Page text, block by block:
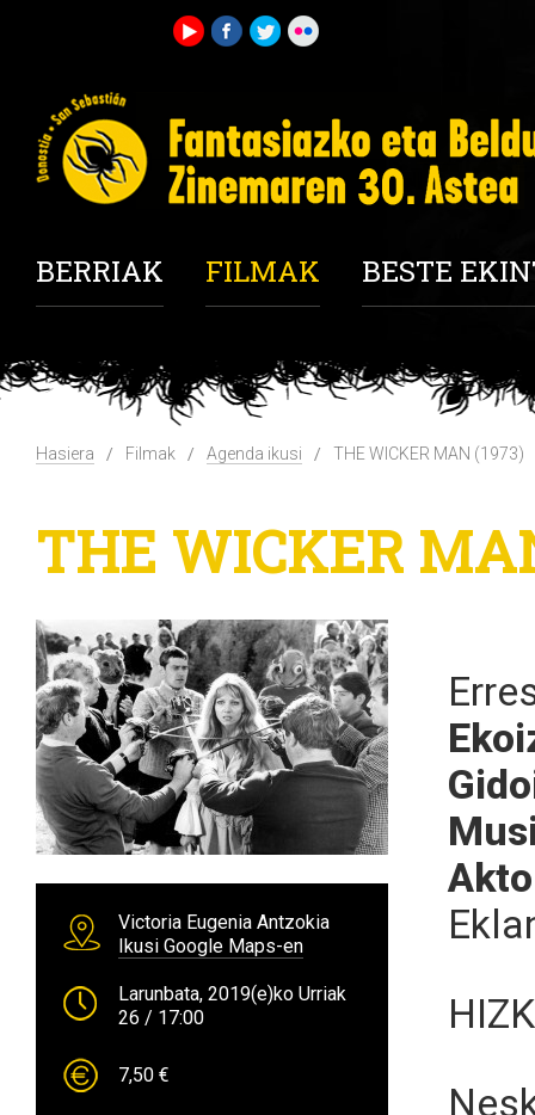
BERRIAK FILMAK BESTE
Hasiera Filmak Agenda ikusi THE WICKER MAN (1973)
THE WICKER
Victoria Eugenia Antzokia
Ikusi Google Maps-en
Larunbata, 2019(e)ko Urriak
26 / 17:00
7,50 €